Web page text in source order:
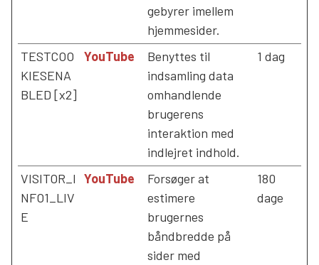
gebyrer imellem
hjemmesider.
TESTCOO
KIESENA
BLED [x2]
YouTube
Benyttes til
indsamling data
omhandlende
brugerens
interaktion med
indlejret indhold.
1 dag
VISITOR_I
NFO1_LIV
E
YouTube
Forsøger at
estimere
brugernes
båndbredde på
sider med
180
dage